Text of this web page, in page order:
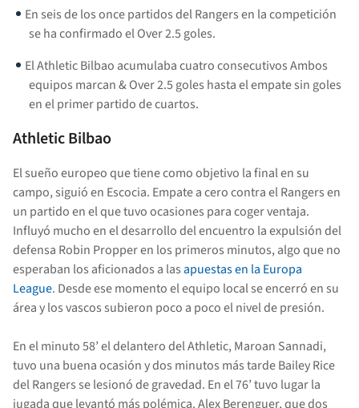
En seis de los once partidos del Rangers en la competición
se ha confirmado el Over 2.5 goles.
El Athletic Bilbao acumulaba cuatro consecutivos Ambos
equipos marcan & Over 2.5 goles hasta el empate sin goles
en el primer partido de cuartos.
Athletic Bilbao
El sueño europeo que tiene como objetivo la final en su
campo, siguió en Escocia. Empate a cero contra el Rangers en
un partido en el que tuvo ocasiones para coger ventaja.
Influyó mucho en el desarrollo del encuentro la expulsión del
defensa Robin Propper en los primeros minutos, algo que no
esperaban los aficionados a lasapuestas en la Europa
League. Desde ese momento el equipo local se encerró en su
área y los vascos subieron poco a poco el nivel de presión.
En el minuto 58’ el delantero del Athletic, Maroan Sannadi,
tuvo una buena ocasión y dos minutos más tarde Bailey Rice
del Rangers se lesionó de gravedad. En el 76’ tuvo lugar la
jugada que levantó más polémica. Alex Berenguer, que dos